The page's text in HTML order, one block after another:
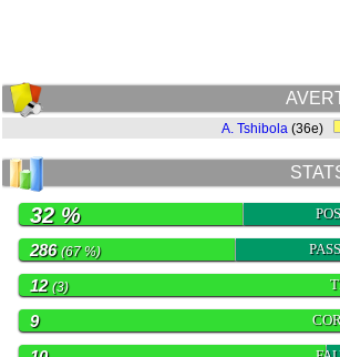
A. Tshibola (36e)
32 %
286(67 %)
12(3)
9